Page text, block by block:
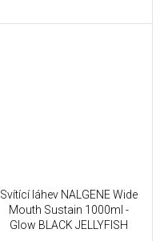
Svítící láhev NALGENE Wide
Mouth Sustain 1000ml -
Glow BLACK JELLYFISH